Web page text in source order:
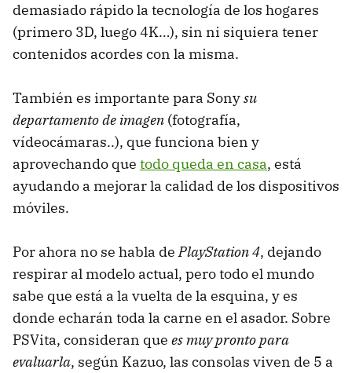
demasiado rápido la tecnología de los hogares
(primero 3D, luego 4K…), sin ni siquiera tener
contenidos acordes con la misma.
También es importante para Sonysu
departamento de imagen (fotografía,
vídeocámaras..), que funciona bien y
aprovechando que todo queda en casa, está
ayudando a mejorar la calidad de los dispositivos
móviles.
Por ahora no se habla dePlayStation 4, dejando
respirar al modelo actual, pero todo el mundo
sabe que está a la vuelta de la esquina, y es
donde echarán toda la carne en el asador. Sobre
PSVita, consideran que es muy pronto para
evaluarla, según Kazuo, las consolas viven de 5 a